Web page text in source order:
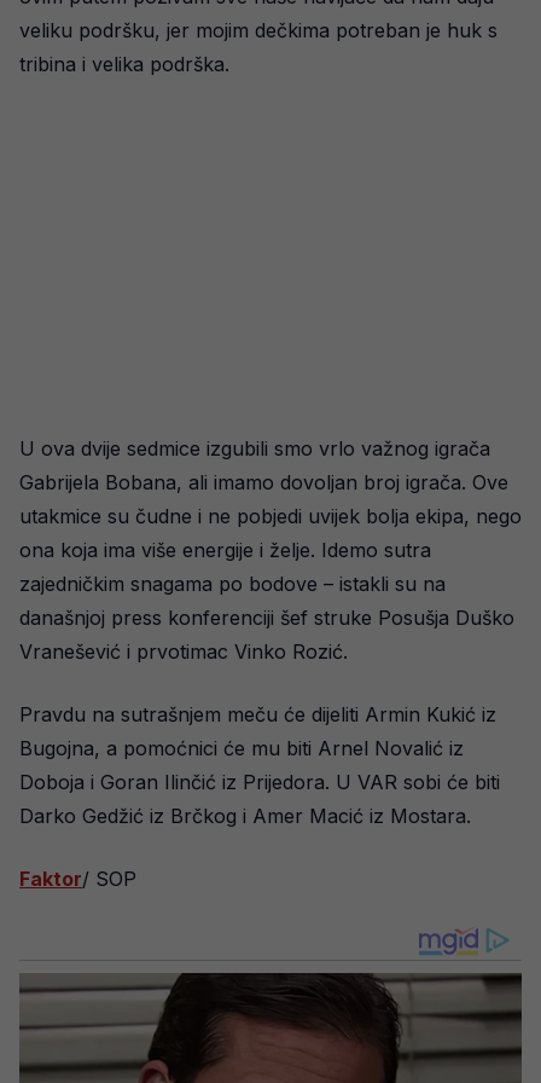
veliku podršku, jer mojim dečkima potreban je huk s
tribina i velika podrška.
U ova dvije sedmice izgubili smo vrlo važnog igrača
Gabrijela Bobana, ali imamo dovoljan broj igrača. Ove
utakmice su čudne i ne pobjedi uvijek bolja ekipa, nego
ona koja ima više energije i želje. Idemo sutra
zajedničkim snagama po bodove – istakli su na
današnjoj press konferenciji šef struke Posušja Duško
Vranešević i prvotimac Vinko Rozić.
Pravdu na sutrašnjem meču će dijeliti Armin Kukić iz
Bugojna, a pomoćnici će mu biti Arnel Novalić iz
Doboja i Goran Ilinčić iz Prijedora. U VAR sobi će biti
Darko Gedžić iz Brčkog i Amer Macić iz Mostara.
Faktor/ SOP